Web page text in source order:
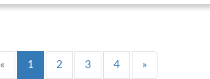
«Precedente
1(current)
2 3 4 »Successiva